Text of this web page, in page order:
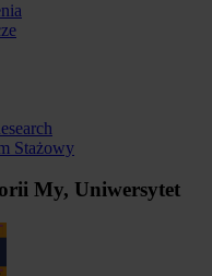
Stażowy
My, Uniwersytet